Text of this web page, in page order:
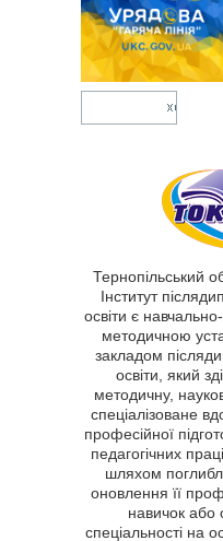
Тернопільський
Інститут
освіти є
методичною
закладом
освіти, який
методичну,
спеціалізоване
професійної
педагогічних
шляхом
оновлення її
навичок або
спеціальності на